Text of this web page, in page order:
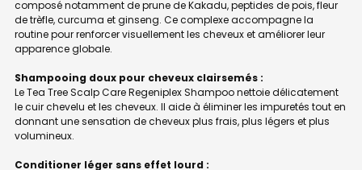
composé notamment de prune de Kakadu, peptides de pois, fleur
de trèfle, curcuma et ginseng. Ce complexe accompagne la
routine pour renforcer visuellement les cheveux et améliorer leur
apparence globale.
Shampooing doux pour cheveux clairsemés :
Le Tea Tree Scalp Care Regeniplex Shampoo nettoie délicatement
le cuir chevelu et les cheveux. Il aide à éliminer les impuretés tout en
donnant une sensation de cheveux plus frais, plus légers et plus
volumineux.
Conditioner léger sans effet lourd :